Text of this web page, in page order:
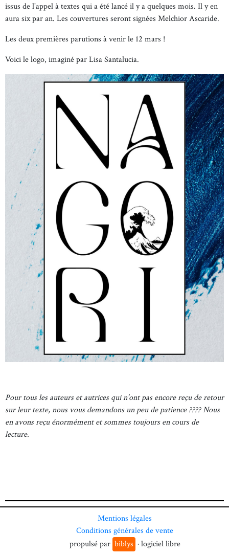
issus de l'appel à textes qui a été lancé il y a quelques mois. Il y en
aura six par an. Les couvertures seront signées Melchior Ascaride.
Les deux premières parutions à venir le 12 mars !
Voici le logo, imaginé par Lisa Santalucia.
Pour tous les auteurs et autrices qui n’ont pas encore reçu de retour
sur leur texte, nous vous demandons un peu de patience ???? Nous
en avons reçu énormément et sommes toujours en cours de
lecture.
Mentions légales
Conditions générales de vente
propulsé par biblys · logiciel libre